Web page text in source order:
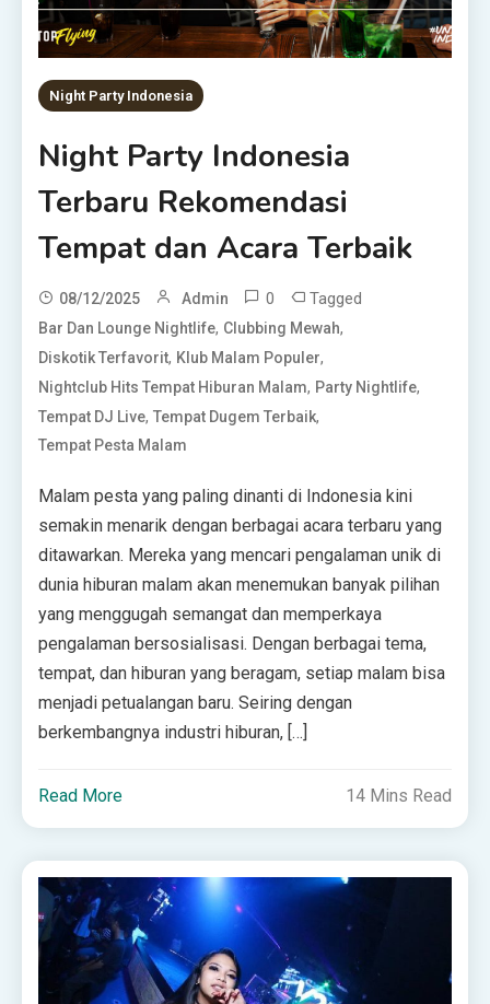
Night Party Indonesia
Night Party Indonesia
Terbaru Rekomendasi
Tempat dan Acara Terbaik
08/12/2025 Admin 0 Tagged
Bar Dan Lounge Nightlife, Clubbing Mewah,
Diskotik Terfavorit, Klub Malam Populer,
Nightclub Hits Tempat Hiburan Malam, Party Nightlife,
Tempat DJ Live,Tempat Dugem Terbaik,
Tempat Pesta Malam
Malam pesta yang paling dinanti di Indonesia kini
semakin menarik dengan berbagai acara terbaru yang
ditawarkan. Mereka yang mencari pengalaman unik di
dunia hiburan malam akan menemukan banyak pilihan
yang menggugah semangat dan memperkaya
pengalaman bersosialisasi. Dengan berbagai tema,
tempat, dan hiburan yang beragam, setiap malam bisa
menjadi petualangan baru. Seiring dengan
berkembangnya industri hiburan, […]
Read More 14 Mins Read